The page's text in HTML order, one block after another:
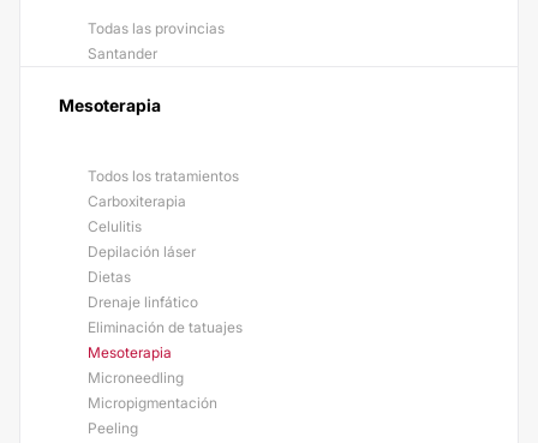
Todas las provincias
Santander
Mesoterapia
Todos los tratamientos
Carboxiterapia
Celulitis
Depilación láser
Dietas
Drenaje linfático
Eliminación de tatuajes
Mesoterapia
Microneedling
Micropigmentación
Peeling